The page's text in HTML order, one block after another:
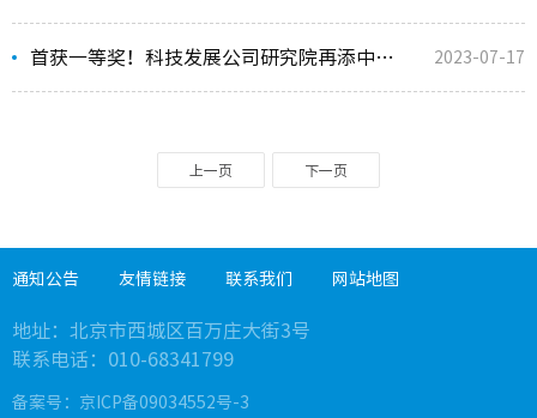
首获一等奖！科技发展公司研究院再添中国公路学会科技奖 2023-07-17
上一页 下一页
通知公告 友情链接 联系我们 网站地图
地址： 北京市西城区百万庄大街3号
联系电话：010-68341799
备案号： 京ICP备09034552号-3